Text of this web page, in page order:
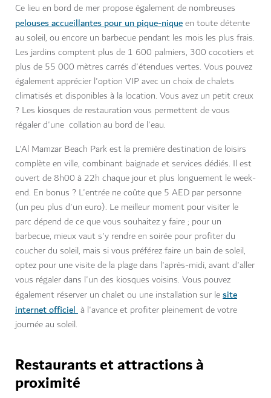
Ce lieu en bord de mer propose également de nombreuses
pelouses accueillantes pour un pique-niqueen toute détente
au soleil, ou encore un barbecue pendant les mois les plus frais.
Les jardins comptent plus de 1 600 palmiers, 300 cocotiers et
plus de 55 000 mètres carrés d'étendues vertes. Vous pouvez
également apprécier l'option VIP avec un choix de chalets
climatisés et disponibles à la location. Vous avez un petit creux
? Les kiosques de restauration vous permettent de vous
régaler d'une collation au bord de l'eau.
L'Al Mamzar Beach Park est la première destination de loisirs
complète en ville, combinant baignade et services dédiés. Il est
ouvert de 8h00 à 22h chaque jour et plus longuement le week-
end. En bonus ? L'entrée ne coûte que 5 AED par personne
(un peu plus d'un euro). Le meilleur moment pour visiter le
parc dépend de ce que vous souhaitez y faire ; pour un
barbecue, mieux vaut s'y rendre en soirée pour profiter du
coucher du soleil, mais si vous préférez faire un bain de soleil,
optez pour une visite de la plage dans l'après-midi, avant d'aller
vous régaler dans l'un des kiosques voisins. Vous pouvez
également réserver un chalet ou une installation sur lesite
internet officielà l'avance et profiter pleinement de votre
journée au soleil.
Restaurants et attractions à
proximité